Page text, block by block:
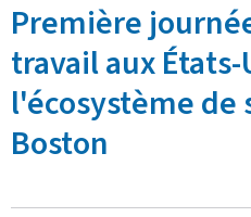
e
i
t
Première
travail aux
l'écosystème de
Boston